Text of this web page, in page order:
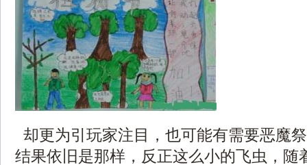
却更为引玩家注目，也可能有需要恶魔
结果依旧是那样，反正这么小的飞虫，随